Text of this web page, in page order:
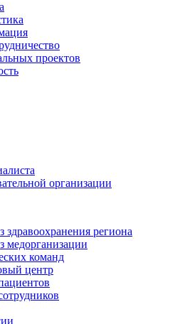
проектов
организации
региона
медорганизации
команд
центр